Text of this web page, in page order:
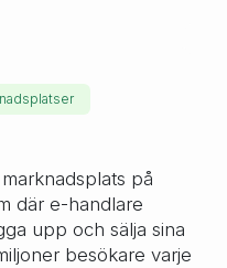
på
där e-handlare
upp och sälja sina
besökare varje